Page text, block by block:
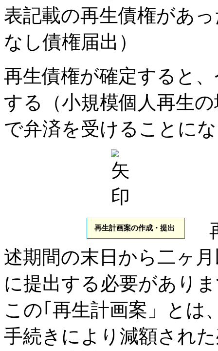
表記載の再生債権があ
なし債権届出）
再生債権が確定すると
する（小規模個人再生
で弁済を受けることに
再生計画案の作成・提出
述期間の末日から二ヶ
に提出する必要があり
この｢再生計画案」とは
手続きにより減額され